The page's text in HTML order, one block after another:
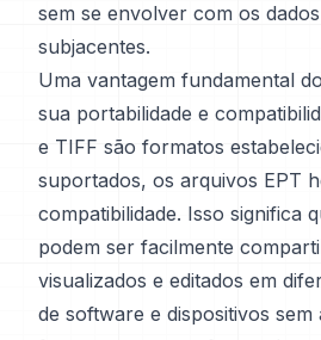
sem se envolver com os
subjacentes.
Uma vantagem fundamental
sua portabilidade e
e TIFF são formatos
suportados, os arquivos EPT
compatibilidade. Isso significa
podem ser facilmente
visualizados e editados em
de software e dispositivos sem